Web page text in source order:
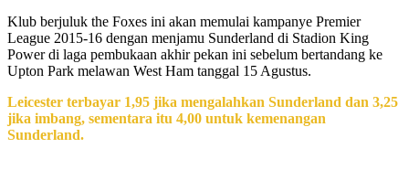
Klub berjuluk the Foxes ini akan memulai kampanye Premier
League 2015-16 dengan menjamu Sunderland di Stadion King
Power di laga pembukaan akhir pekan ini sebelum bertandang ke
Upton Park melawan West Ham tanggal 15 Agustus.
Leicester terbayar 1,95 jika mengalahkan Sunderland dan 3,25
jika imbang, sementara itu 4,00 untuk kemenangan
Sunderland.